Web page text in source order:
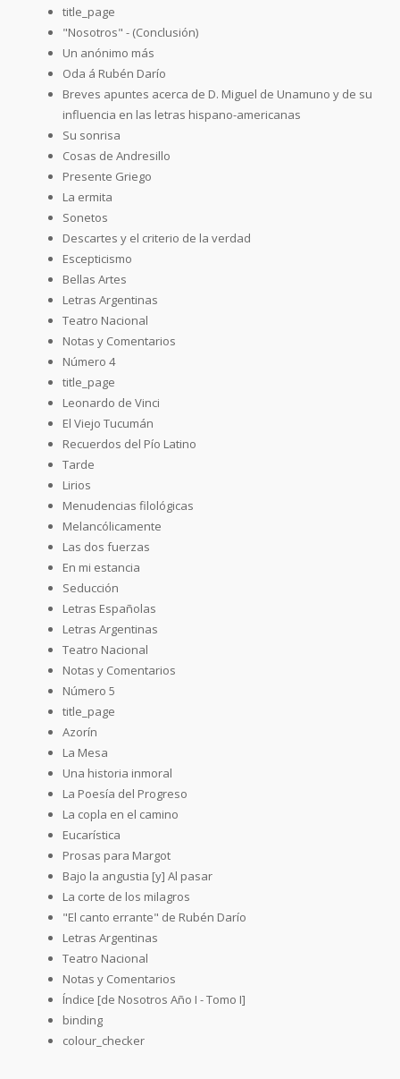
title_page
"Nosotros" - (Conclusión)
Un anónimo más
Oda á Rubén Darío
Breves apuntes acerca de D. Miguel de Unamuno y de su
influencia en las letras hispano-americanas
Su sonrisa
Cosas de Andresillo
Presente Griego
La ermita
Sonetos
Descartes y el criterio de la verdad
Escepticismo
Bellas Artes
Letras Argentinas
Teatro Nacional
Notas y Comentarios
Número 4
title_page
Leonardo de Vinci
El Viejo Tucumán
Recuerdos del Pío Latino
Tarde
Lirios
Menudencias filológicas
Melancólicamente
Las dos fuerzas
En mi estancia
Seducción
Letras Españolas
Letras Argentinas
Teatro Nacional
Notas y Comentarios
Número 5
title_page
Azorín
La Mesa
Una historia inmoral
La Poesía del Progreso
La copla en el camino
Eucarística
Prosas para Margot
Bajo la angustia [y] Al pasar
La corte de los milagros
"El canto errante" de Rubén Darío
Letras Argentinas
Teatro Nacional
Notas y Comentarios
Índice [de Nosotros Año I - Tomo I]
binding
colour_checker